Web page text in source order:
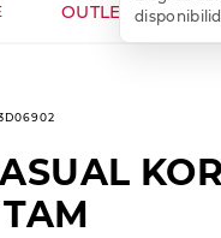
OUTLET WEB